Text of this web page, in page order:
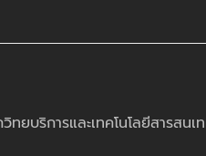
ยบริการและเทคโนโลยีสารสนเ